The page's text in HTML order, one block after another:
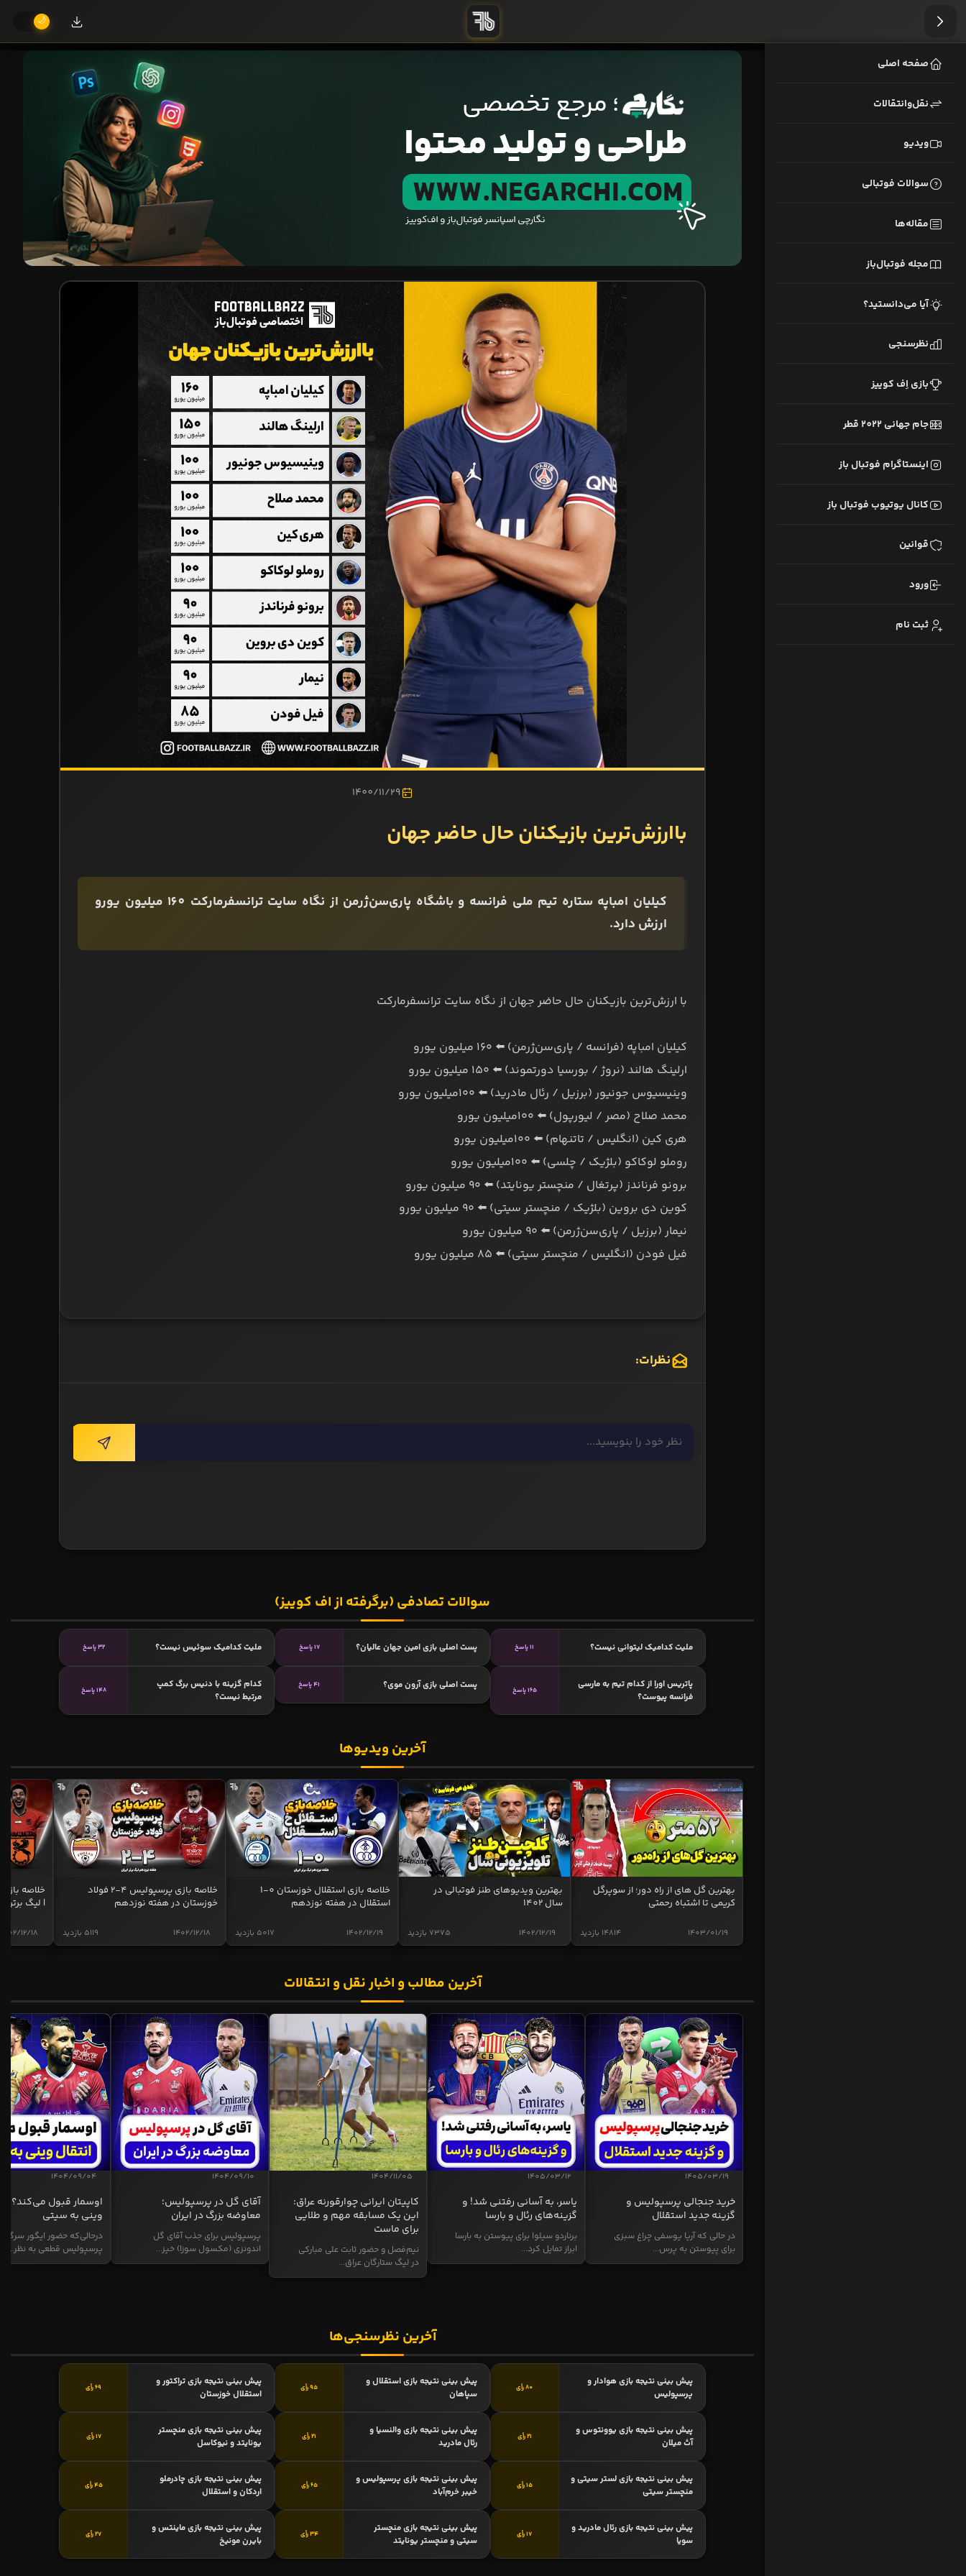
صفحه اصلی
نقل‌وانتقالات
ویدیو
سوالات فوتبالی
مقاله‌ها
مجله فوتبال‌باز
آیا می‌دانستید؟
نظرسنجی
بازی اِف کوییز
جام جهانی 2022 قطر
اینستاگرام فوتبال باز
کانال یوتیوب فوتبال باز
قوانین
ورود
ثبت نام
1400/11/29
‌‌باارزش‌ترین بازیکنان حال حاضر جهان
کیلیان امباپه ستاره تیم ملی فرانسه و باشگاه پاری‌سن‌ژرمن از نگاه سایت ترانسفرمارکت 160 میلیون یورو
ارزش دارد.
‌‌با ارزش‌ترین بازیکنان حال حاضر جهان از نگاه سایت ترانسفرمارکت
کیلیان امباپه (فرانسه / پاری‌سن‌ژرمن) ⬅️ ۱۶۰ میلیون یورو
ارلینگ هالند (نروژ / بورسیا دورتموند) ⬅️ ۱۵۰ میلیون یورو
وینیسیوس جونیور (برزیل / رئال مادرید) ⬅️ ۱۰۰میلیون یورو
محمد صلاح (مصر / لیورپول) ⬅️ ۱۰۰میلیون یورو
هری کین (انگلیس / تاتنهام) ⬅️ ۱۰۰میلیون یورو
روملو لوکاکو (بلژیک / چلسی) ⬅️ ۱۰۰میلیون یورو
برونو فرناندز (پرتغال / منچستر یونایتد) ⬅️ ۹۰ میلیون یورو
کوین دی بروین (بلژیک / منچستر سیتی) ⬅️ ۹۰ میلیون یورو
نیمار (برزیل / پاری‌سن‌ژرمن) ⬅️ ۹۰ میلیون یورو
فیل فودن (انگلیس / منچستر سیتی) ⬅️ ۸۵ میلیون یورو
نظرات:
سوالات تصادفی (برگرفته از اف کوییز)
ملیت کدامیک لیتوانی نیست؟ 11 پاسخ پست اصلی بازی امین جهان‌ عالیان؟ 17 پاسخ ملیت کدامیک سوئیس نیست؟ 32 پاسخ
پاتریس اورا از کدام تیم به مارسی
فرانسه پیوست؟
165 پاسخ پست اصلی بازی آرون موی؟ 41 پاسخ
کدام گزینه با دنیس برگ کمپ
مرتبط نیست؟
148 پاسخ
آخرین ویدیوها
بهترین گل های از راه دور؛ از سوپرگل
کریمی تا اشتباه رحمتی
14814 بازدید 1403/01/19
بهترین ویدیوهای طنز فوتبالی در
سال 1402
7375 بازدید 1402/12/19
خلاصه بازی استقلال خوزستان 0-1
استقلال در هفته نوزدهم
5017 بازدید 1402/12/19
خلاصه بازی پرسپولیس 4-2 فولاد
خوزستان در هفته نوزدهم
5119 بازدید 1402/12/18
| لیگ برتر
1402/12/18
آخرین مطالب و اخبار نقل و انتقالات
1405/03/19
خرید جنجالی پرسپولیس و
گزینه جدید استقلال
در حالی که آریا یوسفی چراغ سبزی
برای پیوستن به پرس...
1405/03/12
یاسر، به آسانی رفتنی شد! و
گزینه‌های رئال و بارسا
برناردو سیلوا برای پیوستن به بارسا
ابراز تمایل کرد...
1404/11/05
کاپیتان ایرانی چوارقورنه عراق:
این یک مسابقه مهم و طلایی
برای ماست
نیم‌فصل و حضور ثابت علی مبارکی
در لیگ ستارگان عراق...
1404/09/10
آقای گل در پرسپولیس؛
معاوضه بزرگ در ایران
پرسپولیس برای جذب آقای گل
اندونزی (مکسول سوزا) خیز...
1404/09/04
اوسمار قبول می‌کند؟
وینی به سیتی
درحالی‌که حضور ایگور
پرسپولیس قطعی به نظر...
آخرین نظرسنجی‌ها
پیش بینی نتیجه بازی هوادار و
پرسپولیس
80 رأی
پیش بینی نتیجه بازی استقلال و
سپاهان
95 رأی
پیش بینی نتیجه بازی تراکتور و
استقلال خوزستان
69 رأی
پیش بینی نتیجه بازی یوونتوس و
آث میلان
21 رأی
پیش بینی نتیجه بازی والنسیا و
رئال مادرید
21 رأی
پیش بینی نتیجه بازی منچستر
یونایتد و نیوکاسل
17 رأی
پیش بینی نتیجه بازی لستر سیتی و
منچستر سیتی
15 رأی
پیش بینی نتیجه بازی پرسپولیس و
خیبر خرم‌آباد
65 رأی
پیش بینی نتیجه بازی چادرملو
اردکان و استقلال
45 رأی
پیش بینی نتیجه بازی رئال مادرید و
سویا
17 رأی
پیش بینی نتیجه بازی منچستر
سیتی و منچستر یونایتد
34 رأی
پیش بینی نتیجه بازی ماینتس و
بایرن مونیخ
27 رأی